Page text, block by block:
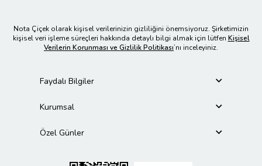
Nota Çiçek olarak kişisel verilerinizin gizliliğini önemsiyoruz. Şirketimizin
kişisel veri işleme süreçleri hakkında detaylı bilgi almak için lütfen Kişisel
Verilerin Korunması ve Gizlilik Politikası’nı inceleyiniz.
Faydalı Bilgiler
Kurumsal
Özel Günler